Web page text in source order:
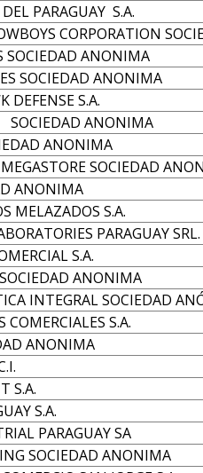
PARAGUAY S.A.
CORPORATION
SOCIEDAD ANONIMA
SOCIEDAD ANONIMA
DEFENSE S.A.
SOCIEDAD ANONIMA
ANONIMA
SOCIEDAD
ANONIMA
MELAZADOS S.A.
PARAGUAY SRL.
S.A.
ANONIMA
INTEGRAL SOCIEDAD
COMERCIALES S.A.
ANONIMA
S.A.
S.A.
PARAGUAY SA
SOCIEDAD ANONIMA